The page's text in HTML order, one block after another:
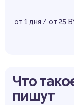
от 1 дня / от 25
Что
пишут